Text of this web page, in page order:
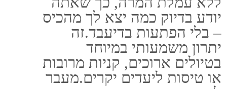
טלפון: 03-5107777
נייד: 050-5346371
מייל: LIOR@LIOR-INS.CO.IL
כתובת: אלי ויזל 2 ראשל"צ